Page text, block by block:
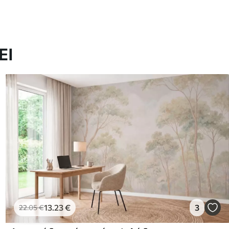
22.05€13.23€ 3